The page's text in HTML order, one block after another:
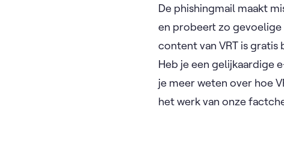
De phishingmail maakt
en probeert zo
content van VRT is
Heb je een gelijkaardige
je meer weten over hoe
het werk van onze